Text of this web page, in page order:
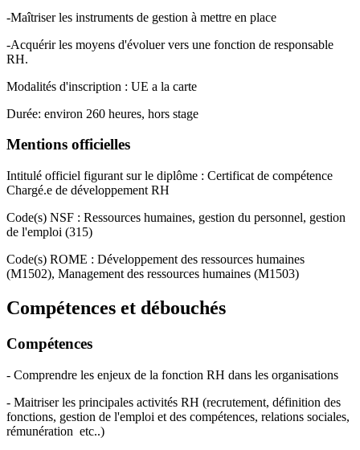
-Maîtriser les instruments de gestion à mettre en place
-Acquérir les moyens d'évoluer vers une fonction de responsable
RH.
Modalités d'inscription : UE a la carte
Durée: environ 260 heures, hors stage
Mentions officielles
Intitulé officiel figurant sur le diplôme : Certificat de compétence
Chargé.e de développement RH
Code(s) NSF : Ressources humaines, gestion du personnel, gestion
de l'emploi (315)
Code(s) ROME : Développement des ressources humaines
(M1502), Management des ressources humaines (M1503)
Compétences et débouchés
Compétences
- Comprendre les enjeux de la fonction RH dans les organisations
- Maitriser les principales activités RH (recrutement, définition des
fonctions, gestion de l'emploi et des compétences, relations sociales,
rémunération etc..)